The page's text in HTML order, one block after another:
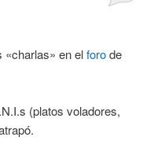
«charlas» en elforode
(platos voladores,